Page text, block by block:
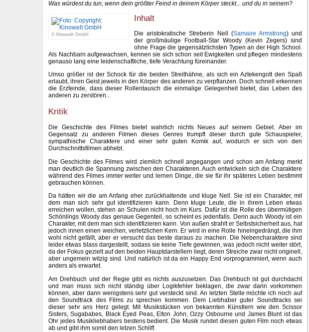
Was würdest du tun, wenn dein größter Feind in deinem Körper steckt... und du in seinem?
© Kinowelt GmbH
Inhalt
Die aristokratische Streberin Nell (Samaire Armstrong) und
der großmäulige Football-Star Woody (Kevin Zegers) sind
ohne Frage die gegensätzlichsten Typen an der High School.
Als Nachbarn aufgewachsen, kennen sie sich schon seit Ewigkeiten und pflegen mindestens
genauso lang eine leidenschaftliche, tiefe Verachtung füreinander.
Umso größer ist der Schock für die beiden Streithähne, als sich ein Aztekengott den Spaß
erlaubt, ihren Geist jeweils in den Körper des anderen zu verpflanzen. Doch schnell erkennen
die Erzfeinde, dass dieser Rollentausch die einmalige Gelegenheit bietet, das Leben des
anderen zu zerstören...
Kritik
Die Geschichte des Filmes bietet wahrlich nichts Neues auf seinem Gebiet. Aber im
Gegensatz zu anderen Filmen dieses Genres trumpft dieser durch gute Schauspieler,
sympathische Charaktere und einer sehr guten Komik auf, wodurch er sich von den
Durchschnittsfilmen abhebt.
Die Geschichte des Filmes wird ziemlich schnell angegangen und schon am Anfang merkt
man deutlich die Spannung zwischen den Charakteren. Auch entwickeln sich die Charaktere
während des Filmes immer weiter und lernen Dinge, die sie für ihr späteres Leben bestimmt
gebrauchen können.
Da hätten wir die am Anfang eher zurückhaltende und kluge Nell. Sie ist ein Charakter, mit
dem man sich sehr gut identifizieren kann. Denn kluge Leute, die in ihrem Leben etwas
erreichen wollen, stehen an Schulen nicht hoch im Kurs. Dafür ist die Rolle des übermütigen
Schönlings Woody das genaue Gegenteil, so scheint es jedenfalls. Denn auch Woody ist ein
Charakter, mit dem man sich identifizieren kann. Von außen strahlt er Selbstsicherheit aus, hat
jedoch innen einen weichen, verletzlichen Kern. Er wird in eine Rolle hineingedrängt, die ihm
wohl nicht gefällt, aber er versucht das beste daraus zu machen. Die Nebencharaktere sind
leider etwas blass dargestellt, sodass sie keine Tiefe gewinnen, was jedoch nicht weiter stört,
da der Fokus gezielt auf den beiden Hauptdarstellern liegt, deren Streiche zwar nicht originell,
aber ungemein witzig sind. Und natürlich ist da ein Happy End vorprogrammiert, wenn auch
anders als erwartet.
Am Drehbuch und der Regie gibt es nichts auszusetzen. Das Drehbuch ist gut durchdacht
und man muss sich nicht ständig über Logikfehler beklagen, die zwar darin vorkommen
können, aber dann wenigstens sehr gut versteckt sind. An letzten Stelle möchte ich noch auf
den Soundtrack des Films zu sprechen kommen. Dem Liebhaber guter Soundtracks sei
dieser sehr ans Herz gelegt. Mit Musikstücken von bekannten Künstlern wie den Scissor
Sisters, Sugababes, Black Eyed Peas, Elton John, Ozzy Osbourne und James Blunt ist das
Ohr jedes Musikliebhabers bestens bedient. Die Musik rundet diesen guten Film noch etwas
ab und gibt ihm somit den letzen Schliff.